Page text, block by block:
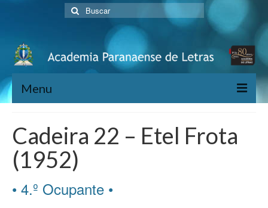
Buscar
por:
Menu
História
Diretoria
Acadêmicos
Cadeira 22 – Etel Frota
(1952)
• 4.º Ocupante •